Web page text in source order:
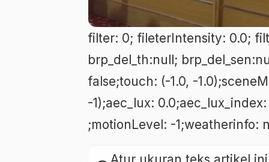
filter: 0; fileterIntensity: 0.0;
brp_del_th:null;
false;touch: (-1.0, -
-1);aec_lux:
;motionLevel: -1;weatherinfo: